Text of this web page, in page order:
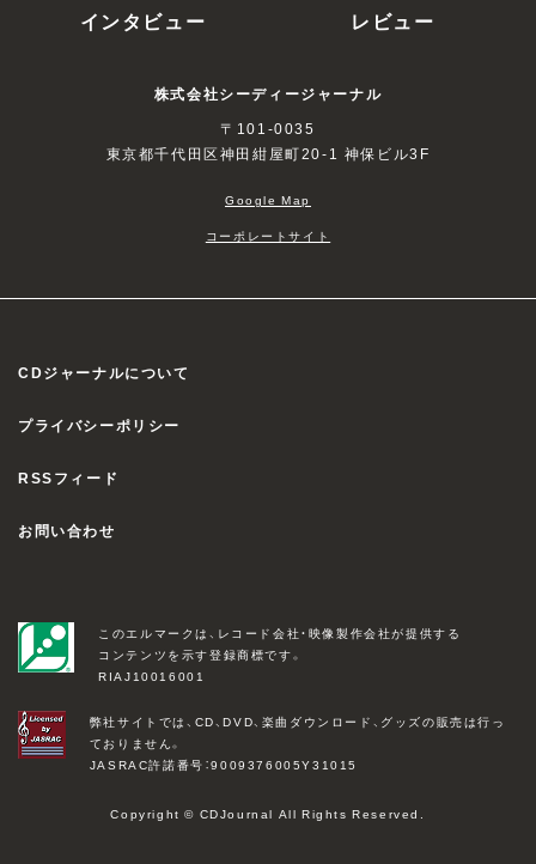
インタビュー
レビュー
株式会社シーディージャーナル
〒101-0035
東京都千代田区神田紺屋町20-1 神保ビル3F
Google Map
コーポレートサイト
CDジャーナルについて
プライバシーポリシー
RSSフィード
お問い合わせ
このエルマークは、レコード会社・映像製作会社が提供する
コンテンツを示す登録商標です。
RIAJ10016001
弊社サイトでは、CD、DVD、楽曲ダウンロード、グッズの販売は行っ
ておりません。
JASRAC許諾番号：9009376005Y31015
Copyright © CDJournal All Rights Reserved.